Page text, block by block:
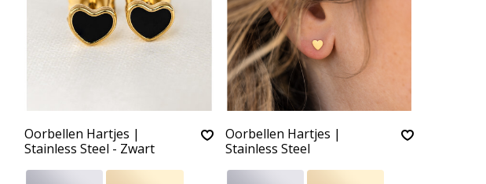
Oorbellen Hartjes |
Stainless Steel - Zwart
Oorbellen Hartjes |
Stainless Steel